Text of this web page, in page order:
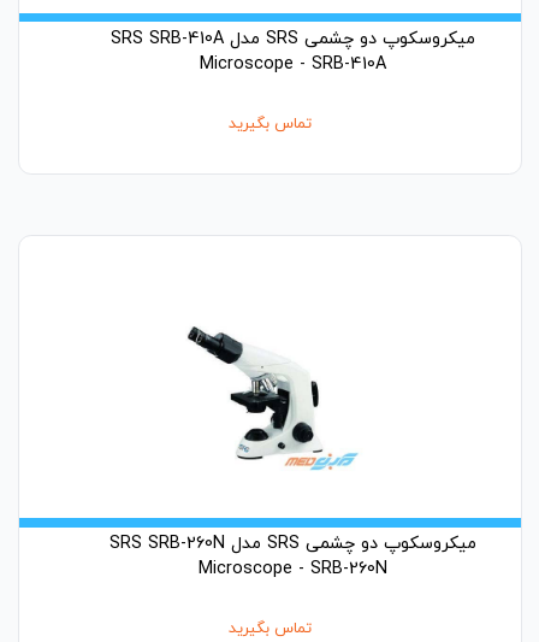
میکروسکوپ دو چشمی SRS مدل SRS SRB-410A
Microscope - SRB-410A
تماس بگیرید
میکروسکوپ دو چشمی SRS مدل SRS SRB-260N
Microscope - SRB-260N
تماس بگیرید